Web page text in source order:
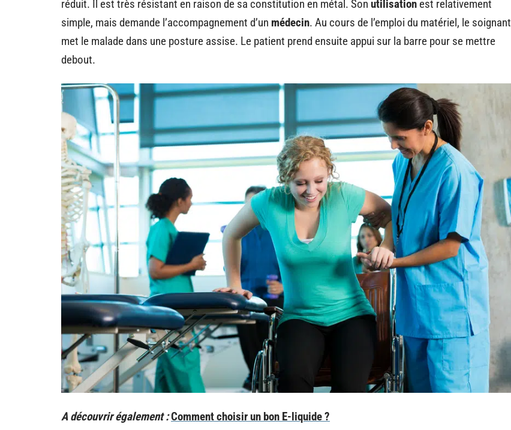
réduit. Il est très résistant en raison de sa constitution en métal. Son utilisation est relativement
simple, mais demande l’accompagnement d’un médecin. Au cours de l’emploi du matériel, le soignant
met le malade dans une posture assise. Le patient prend ensuite appui sur la barre pour se mettre
debout.
A découvrir également :Comment choisir un bon E-liquide ?